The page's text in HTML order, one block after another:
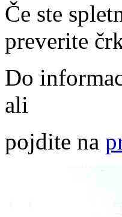
Če ste
preverite
Do
ali
pojdite na